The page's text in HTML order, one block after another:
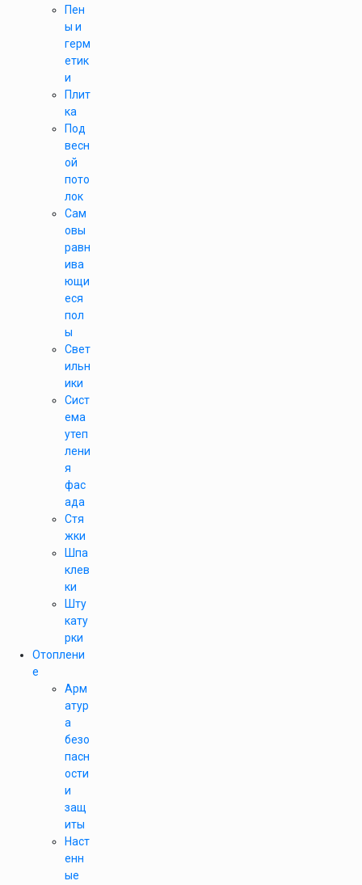
Пен
ы и
герм
етик
и
Плит
ка
Под
весн
ой
пото
лок
Сам
овы
равн
ива
ющи
еся
пол
ы
Свет
ильн
ики
Сист
ема
утеп
лени
я
фас
ада
Стя
жки
Шпа
клев
ки
Шту
кату
рки
Отоплени
е
Арм
атур
а
безо
пасн
ости
и
защ
иты
Наст
енн
ые